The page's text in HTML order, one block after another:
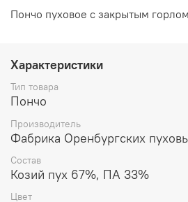
Пончо пуховое c закрытым
Характеристики
Тип товара
Пончо
Производитель
Фабрика Оренбургских
Состав
Козий пух 67%, ПА 33%
Цвет